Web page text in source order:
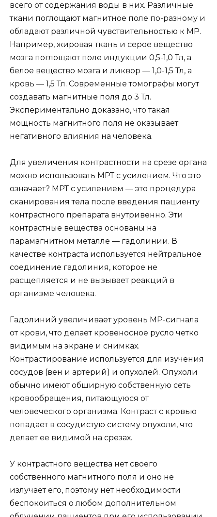
всего от содержания воды в них. Различные
ткани поглощают магнитное поле по-разному и
обладают различной чувствительностью к МР.
Например, жировая ткань и серое вещество
мозга поглощают поле индукции 0,5-1,0 Тл, а
белое вещество мозга и ликвор — 1,0-1,5 Тл, а
кровь — 1,5 Тл. Современные томографы могут
создавать магнитные поля до 3 Тл.
Экспериментально доказано, что такая
мощность магнитного поля не оказывает
негативного влияния на человека.
Для увеличения контрастности на срезе органа
можно использовать МРТ с усилением. Что это
означает? МРТ с усилением — это процедура
сканирования тела после введения пациенту
контрастного препарата внутривенно. Эти
контрастные вещества основаны на
парамагнитном металле — гадолинии. В
качестве контраста используется нейтральное
соединение гадолиния, которое не
расщепляется и не вызывает реакций в
организме человека.
Гадолиний увеличивает уровень МР-сигнала
от крови, что делает кровеносное русло четко
видимым на экране и снимках.
Контрастирование используется для изучения
сосудов (вен и артерий) и опухолей. Опухоли
обычно имеют обширную собственную сеть
кровообращения, питающуюся от
человеческого организма. Контраст с кровью
попадает в сосудистую систему опухоли, что
делает ее видимой на срезах.
У контрастного вещества нет своего
собственного магнитного поля и оно не
излучает его, поэтому нет необходимости
беспокоиться о любом дополнительном